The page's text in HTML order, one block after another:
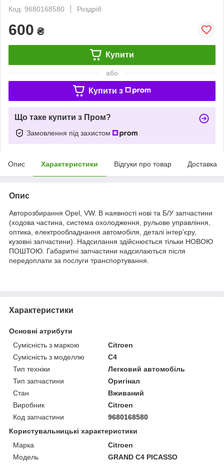
Код: 9680168580
Роздріб
600 ₴
Купити
або
Купити з
Що таке купити з Пром?
Замовлення під захистом
Опис Характеристики Відгуки про товар Доставка
Опис
Авторозбирання Opel, VW. В наявності нові та Б/У запчастини
(ходова частина, система охолодження, рульове управління,
оптика, електрообладнання автомобіля, деталі інтер'єру,
кузовні запчастини). Надсилання здійснюється тільки НОВОЮ
ПОШТОЮ. Габаритні запчастини надсилаються після
передоплати за послуги транспортування.
Характеристики
Основні атрибути
Сумісність з маркою
Citroen
Сумісність з моделлю
C4
Тип техніки
Легковий автомобіль
Тип запчастини
Оригінал
Стан
Вживаний
Виробник
Citroen
Код запчастини
9680168580
Користувальницькі характеристики
Марка
Citroen
Модель
GRAND C4 PICASSO